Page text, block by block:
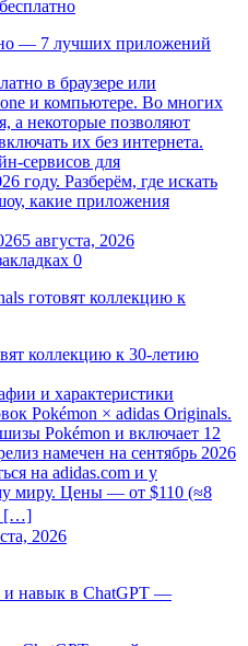
— 7 лучших приложений
в браузере или
и компьютере. Во многих
а некоторые позволяют
их без интернета.
сервисов для
году. Разберём, где искать
какие приложения
5 августа, 2026
0
коллекцию к 30-летию
и характеристики
Pokémon × adidas Originals.
Pokémon и включает 12
намечен на сентябрь 2026
на adidas.com и у
миру. Цены — от $110 (≈8
[…]
2026